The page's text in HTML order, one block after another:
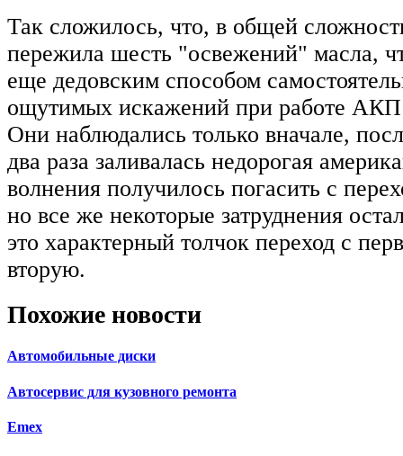
Так сложилось, что, в общей
пережила шесть "освежений" масла,
еще дедовским способом
ощутимых искажений при работе АКП
Они наблюдались только вначале,
два раза заливалась недорогая
волнения получилось погасить с
но все же некоторые затруднения
это характерный толчок переход с
вторую.
Похожие новости
Автомобильные диски
Автосервис для кузовного ремонта
Emex